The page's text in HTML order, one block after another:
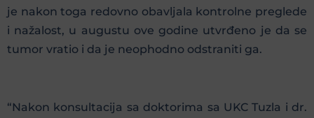
je nakon toga redovno obavljala kontrolne preglede
i nažalost, u augustu ove godine utvrđeno je da se
tumor vratio i da je neophodno odstraniti ga.
“Nakon konsultacija sa doktorima sa UKC Tuzla i dr.